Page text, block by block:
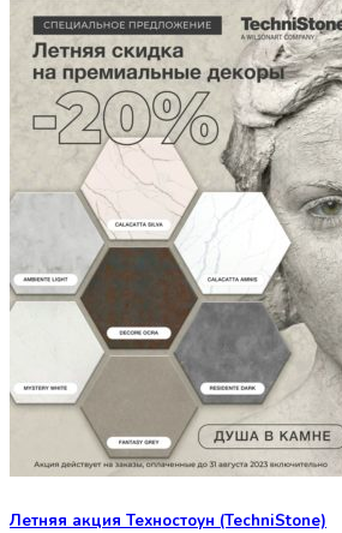
Летняя акция Техностоун (TechniStone)